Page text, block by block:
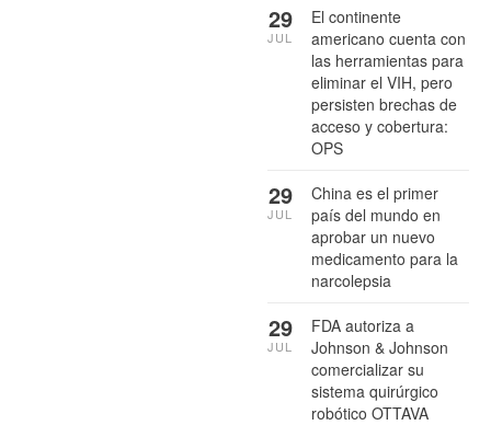
El continente
americano cuenta con
las herramientas para
eliminar el VIH, pero
persisten brechas de
acceso y cobertura:
OPS
29
JUL
China es el primer
país del mundo en
aprobar un nuevo
medicamento para la
narcolepsia
29
JUL
FDA autoriza a
Johnson & Johnson
comercializar su
sistema quirúrgico
robótico OTTAVA
29
JUL